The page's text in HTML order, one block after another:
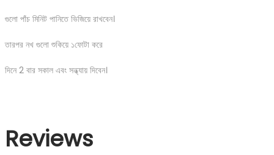
গুলো পাঁচ মিনিট পানিতে ভিজিয়ে রাখবেন।
তারপর নখ গুলো শুকিয়ে ১ফোটা করে
দিনে 2 বার সকাল এবং সন্ধ্যায় দিবেন।
Reviews